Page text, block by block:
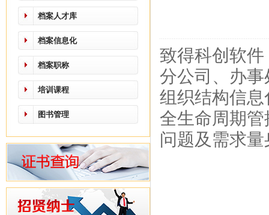
档案人才库
档案信息化
档案职称
培训课程
图书管理
致得科创软
分公司、办
组织结构信
全生命周期
问题及需求